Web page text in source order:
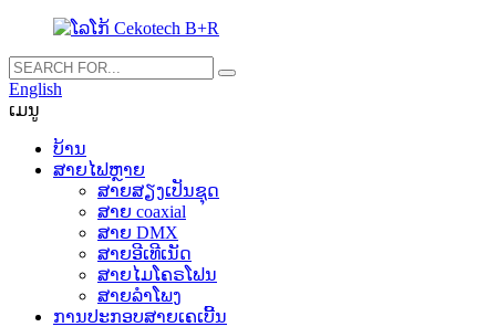
English
ເມນູ
ບ້ານ
ສາຍໄຟຫຼາຍ
ສາຍສຽງເປັນຊຸດ
ສາຍ coaxial
ສາຍ DMX
ສາຍອີເທີເນັດ
ສາຍໄມໂຄຣໂຟນ
ສາຍລຳໂພງ
ການປະກອບສາຍເຄເບີ້ນ